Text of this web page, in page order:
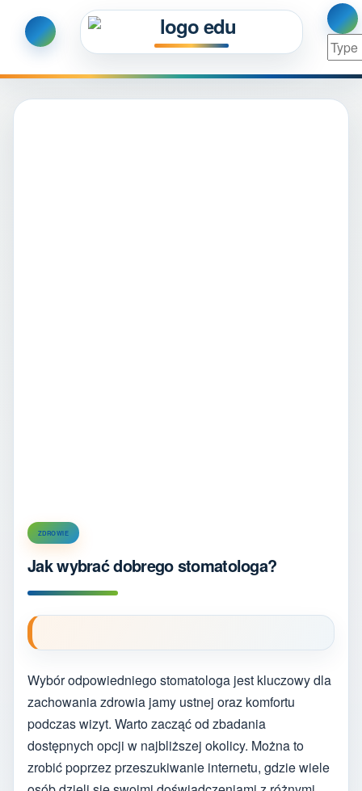
ZDROWIE
Jak wybrać dobrego stomatologa?
Wybór odpowiedniego stomatologa jest kluczowy dla
zachowania zdrowia jamy ustnej oraz komfortu
podczas wizyt. Warto zacząć od zbadania
dostępnych opcji w najbliższej okolicy. Można to
zrobić poprzez przeszukiwanie internetu, gdzie wiele